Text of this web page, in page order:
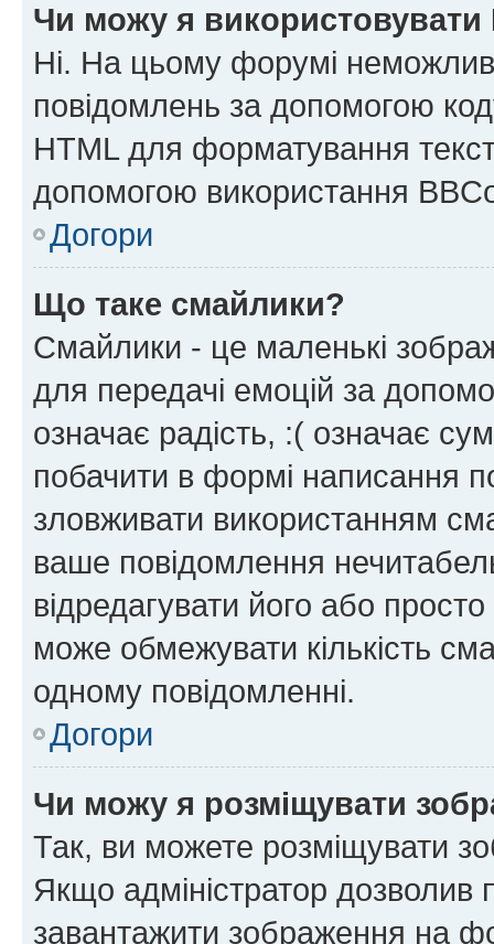
Чи можу я використовувати
Ні. На цьому форумі
повідомлень за допомогою
HTML для форматування
допомогою використання
Догори
Що таке смайлики?
Смайлики - це маленькі
для передачі емоцій за
означає радість, :( означає
побачити в формі написання
зловживати використанням
ваше повідомлення
відредагувати його або
може обмежувати кількість
одному повідомленні.
Догори
Чи можу я розміщувати
Так, ви можете розміщувати
Якщо адміністратор
завантажити зображення на